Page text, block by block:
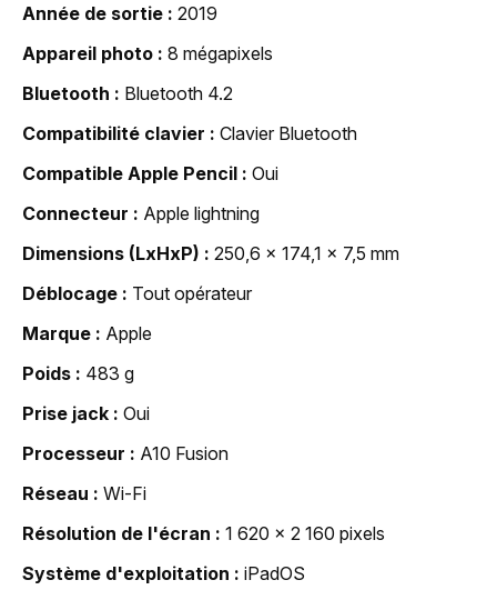
Année de sortie
2019
Appareil photo
8 mégapixels
Bluetooth
Bluetooth 4.2
Compatibilité clavier
Clavier Bluetooth
Compatible Apple Pencil
Oui
Connecteur
Apple lightning
Dimensions (LxHxP)
250,6 x 174,1 x 7,5 mm
Déblocage
Tout opérateur
Marque
Apple
Poids
483 g
Prise jack
Oui
Processeur
A10 Fusion
Réseau
Wi-Fi
Résolution de l'écran
1 620 x 2 160 pixels
Système d'exploitation
iPadOS